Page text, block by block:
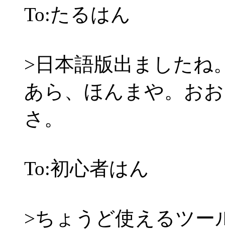
To:たるはん
>日本語版出ましたね
あら、ほんまや。お
さ。
To:初心者はん
>ちょうど使えるツー